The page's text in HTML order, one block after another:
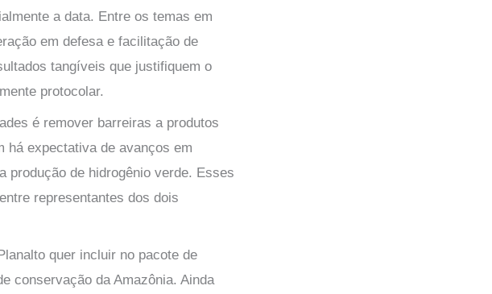
a data. Entre os temas em
em defesa e facilitação de
tangíveis que justifiquem o
protocolar.
é remover barreiras a produtos
há expectativa de avanços em
produção de hidrogênio verde. Esses
representantes dos dois
quer incluir no pacote de
conservação da Amazônia. Ainda